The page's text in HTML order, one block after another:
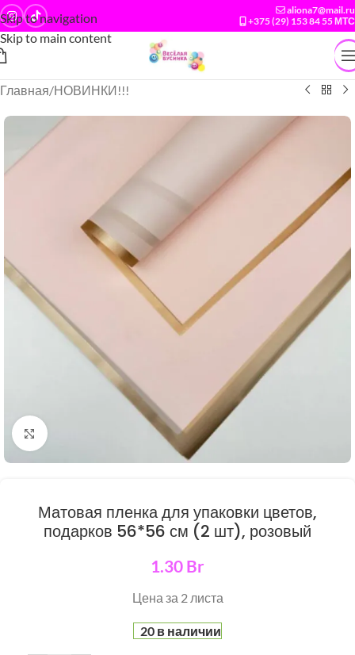
Skip to navigation
Skip to main content
aliona7@mail.ru
+375 (29) 153 84 55 МТС
Главная/НОВИНКИ!!!
Нажмите, чтобы увеличить
Матовая пленка для упаковки цветов,
подарков 56*56 см (2 шт), розовый
1.30 Br
Цена за 2 листа
20 в наличии